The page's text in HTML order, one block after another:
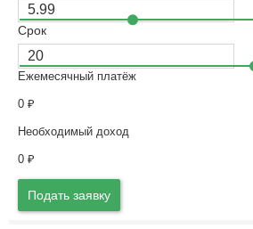
Срок
Ежемесячный платёж
0 ₽
Необходимый доход
0 ₽
Подать заявку